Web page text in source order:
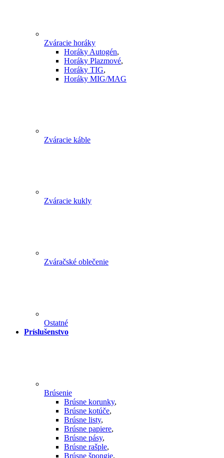
Zváracie horáky
Horáky Autogén,
Horáky Plazmové,
Horáky TIG,
Horáky MIG/MAG
Zváracie káble
Zváracie kukly
Zváračské oblečenie
Ostatné
Príslušenstvo
Brúsenie
Brúsne korunky,
Brúsne kotúče,
Brúsne listy,
Brúsne papiere,
Brúsne pásy,
Brúsne rašple,
Brúsne špongie,